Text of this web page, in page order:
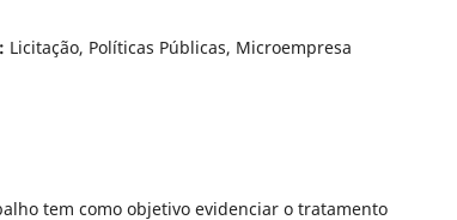
Licitação, Políticas Públicas, Microempresa
tem como objetivo evidenciar o tratamento